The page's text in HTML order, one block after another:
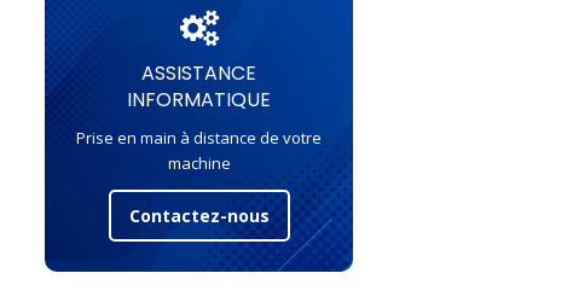
ASSISTANCE
INFORMATIQUE
Prise en main à distance de votre
machine
Contactez-nous